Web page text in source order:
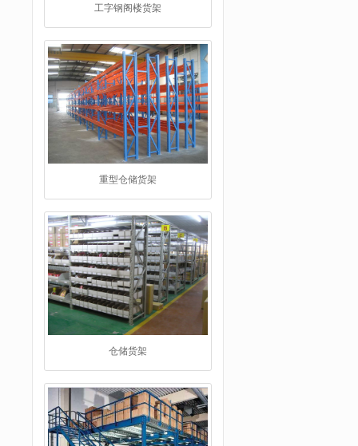
工字钢阁楼货架
重型仓储货架
仓储货架